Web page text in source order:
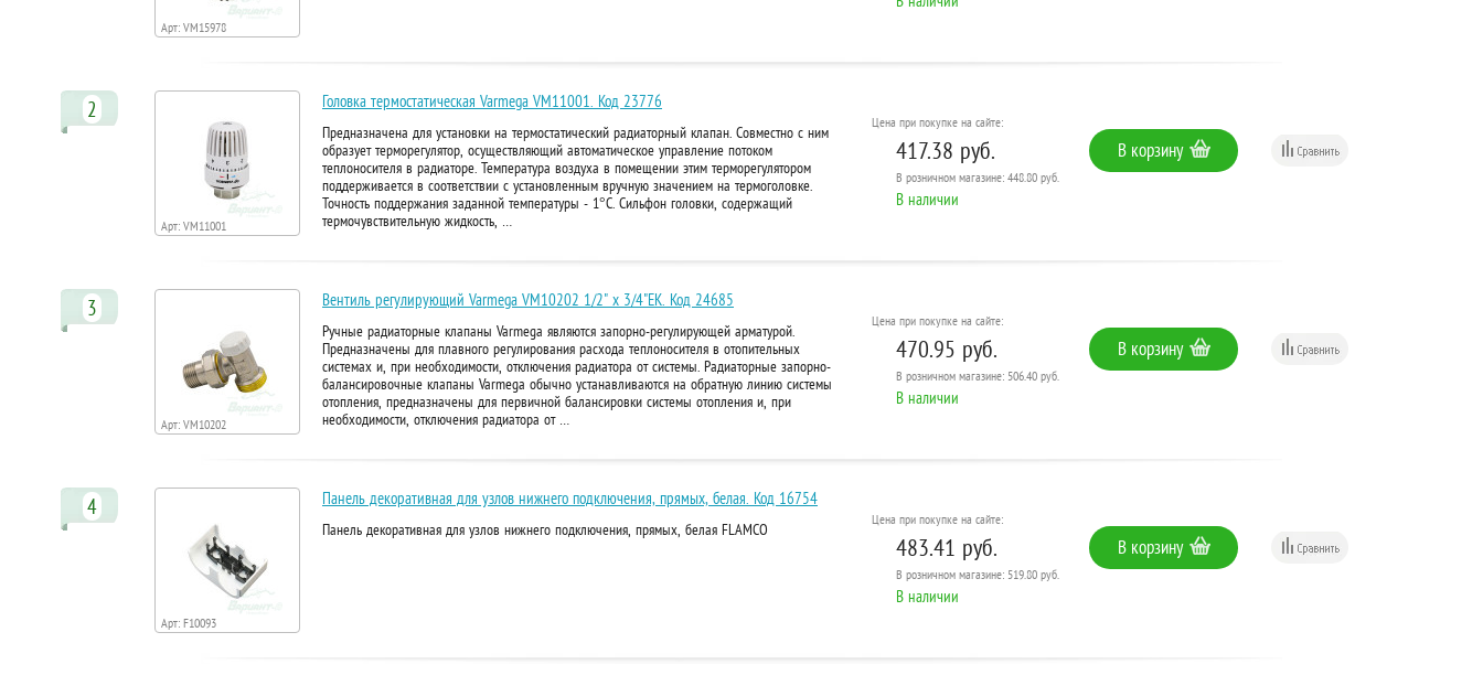
Арт: VM15978
2
Арт: VM11001
Головка термостатическая Varmega VM11001. Код 23776
Предназначена для установки на термостатический радиаторный клапан. Совместно с ним
образует терморегулятор, осуществляющий автоматическое управление потоком
теплоносителя в радиаторе. Температура воздуха в помещении этим терморегулятором
поддерживается в соответствии с установленным вручную значением на термоголовке.
Точность поддержания заданной температуры - 1°С. Сильфон головки, содержащий
термочувствительную жидкость, …
Цена при покупке на сайте:
417.38 руб.
В розничном магазине: 448.80 руб.
В наличии
В корзину
3
Арт: VM10202
Вентиль регулирующий Varmega VM10202 1/2" x 3/4"EK. Код 24685
Ручные радиаторные клапаны Varmega являются запорно-регулирующей арматурой.
Предназначены для плавного регулирования расхода теплоносителя в отопительных
системах и, при необходимости, отключения радиатора от системы. Радиаторные запорно-
балансировочные клапаны Varmega обычно устанавливаются на обратную линию системы
отопления, предназначены для первичной балансировки системы отопления и, при
необходимости, отключения радиатора от …
Цена при покупке на сайте:
470.95 руб.
В розничном магазине: 506.40 руб.
В наличии
В корзину
4
Арт: F10093
Панель декоративная для узлов нижнего подключения, прямых, белая. Код 16754
Панель декоративная для узлов нижнего подключения, прямых, белая FLAMCO
Цена при покупке на сайте:
483.41 руб.
В розничном магазине: 519.80 руб.
В наличии
В корзину